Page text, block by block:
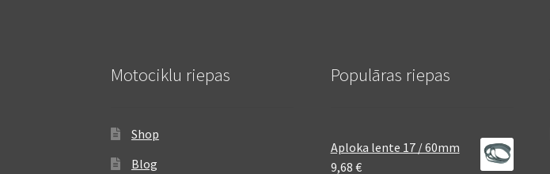
Motociklu riepas
Shop
Blog
Populāras riepas
Aploka lente 17 / 60mm
9,68 €